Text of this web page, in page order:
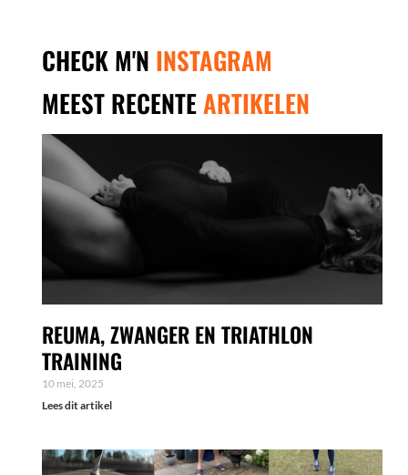
CHECK M'N INSTAGRAM
MEEST RECENTEARTIKELEN
REUMA, ZWANGER EN TRIATHLON
TRAINING
10 mei, 2025
Lees dit artikel